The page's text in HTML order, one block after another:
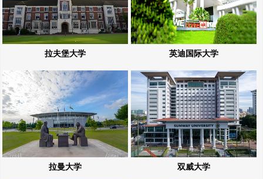
拉夫堡大学 英迪国际大学
拉曼大学 双威大学